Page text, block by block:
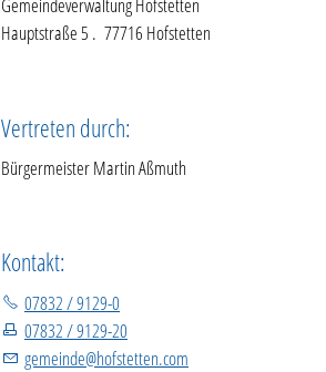
Hauptstraße 5 . 77716 Hofstetten
Vertreten durch:
Bürgermeister Martin Aßmuth
Kontakt:
07832 / 9129-0
07832 / 9129-20
gemeinde@hofstetten.com